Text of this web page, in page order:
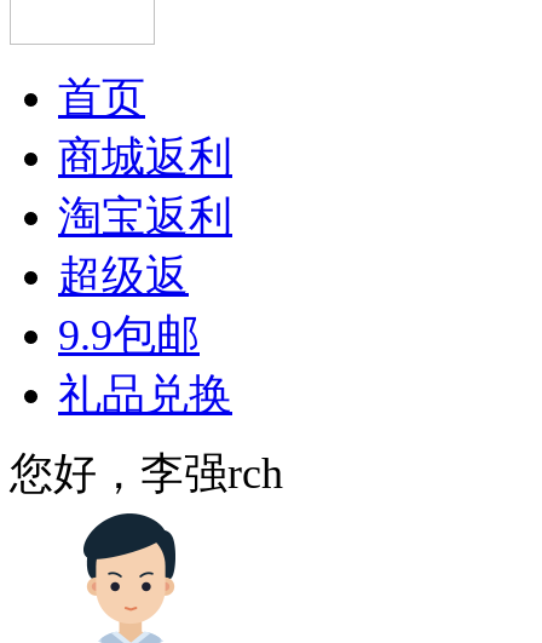
首页
商城返利
淘宝返利
超级返
9.9包邮
礼品兑换
您好，李强rch